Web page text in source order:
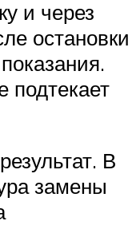
и через
остановки
подтекает
В
замены